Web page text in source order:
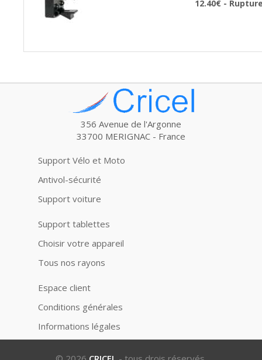
12.40€ -
356 Avenue de l'Argonne
33700 MERIGNAC - France
Support Vélo et Moto
Antivol-sécurité
Support voiture
Support tablettes
Choisir votre appareil
Tous nos rayons
Espace client
Conditions générales
Informations légales